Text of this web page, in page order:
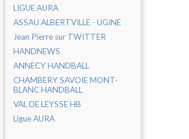
LIGUE AURA
ASSAU ALBERTVILLE - UGINE
Jean Pierre sur TWITTER
HANDNEWS
ANNECY HANDBALL
CHAMBERY SAVOIE MONT-
BLANC HANDBALL
VAL DE LEYSSE HB
Ligue AURA